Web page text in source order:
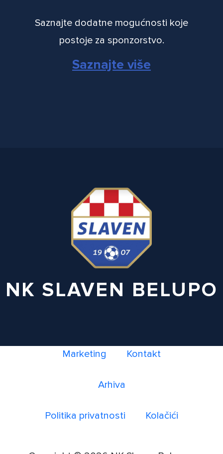
Saznajte dodatne mogućnosti koje
postoje za sponzorstvo.
Saznajte više
NK SLAVEN BELUPO
Marketing Kontakt
Arhiva
Politika privatnosti Kolačići